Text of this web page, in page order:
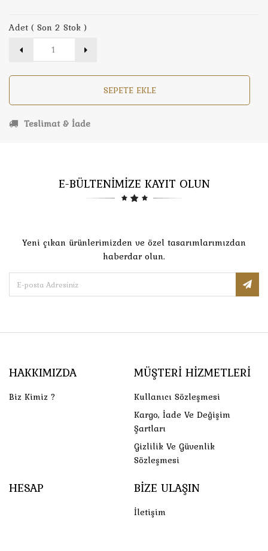
Adet ( Son 2 Stok )
SEPETE EKLE
Teslimat & İade
E-BÜLTENİMİZE KAYIT OLUN
Yeni çıkan ürünlerimizden ve özel tasarımlarımızdan
haberdar olun.
HAKKIMIZDA
Biz Kimiz ?
MÜŞTERI HIZMETLERI
Kullanıcı Sözleşmesi
Kargo, İade Ve Değişim
Şartları
Gizlilik Ve Güvenlik
Sözleşmesi
HESAP BIZE ULAŞIN
İletişim